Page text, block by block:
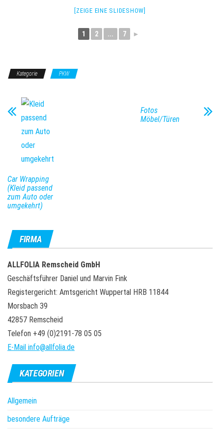
[ZEIGE EINE SLIDESHOW]
1 2 ... 7 ►
Kategorie PKW
Car Wrapping
(Kleid passend
zum Auto oder
umgekehrt)
Fotos
Möbel/Türen
FIRMA
ALLFOLIA Remscheid GmbH
Geschäftsführer Daniel und Marvin Fink
Registergericht: Amtsgericht Wuppertal HRB 11844
Morsbach 39
42857 Remscheid
Telefon +49 (0)2191-78 05 05
E-Mail info@allfolia.de
KATEGORIEN
Allgemein
besondere Aufträge